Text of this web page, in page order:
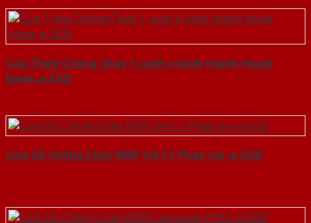
Cửa Thép Chống Cháy 1 canh o kinh thanh thoat
hiem-a-SGD
Cửa Gỗ Chống Cháy MDF O4-C1 Phào chi-a-SGD